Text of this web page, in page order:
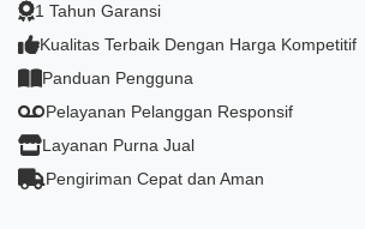
1 Tahun Garansi
Kualitas Terbaik Dengan Harga Kompetitif
Panduan Pengguna
Pelayanan Pelanggan Responsif
Layanan Purna Jual
Pengiriman Cepat dan Aman